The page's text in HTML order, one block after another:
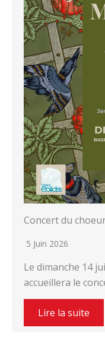
Concert du
5 Juin 2026
Le dimanche 14
accueillera le
Lire la suite